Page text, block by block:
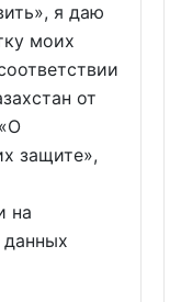
я даю
моих
от
защите»,
на
данных